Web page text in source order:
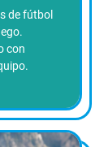
de fútbol
con